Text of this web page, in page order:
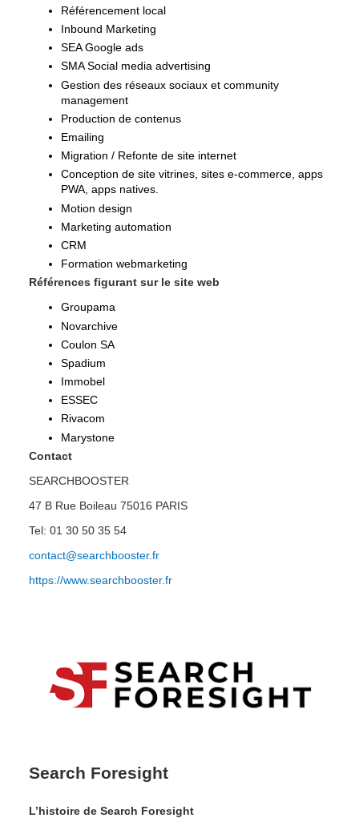
Référencement local
Inbound Marketing
SEA Google ads
SMA Social media advertising
Gestion des réseaux sociaux et community
management
Production de contenus
Emailing
Migration / Refonte de site internet
Conception de site vitrines, sites e-commerce, apps
PWA, apps natives.
Motion design
Marketing automation
CRM
Formation webmarketing
Références figurant sur le site web
Groupama
Novarchive
Coulon SA
Spadium
Immobel
ESSEC
Rivacom
Marystone
Contact
SEARCHBOOSTER
47 B Rue Boileau 75016 PARIS
Tel: 01 30 50 35 54
contact@searchbooster.fr
https://www.searchbooster.fr
Search Foresight
L’histoire de Search Foresight